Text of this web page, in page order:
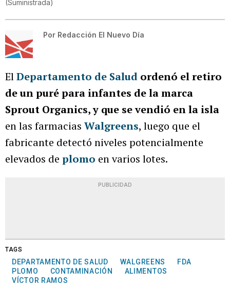
(Suministrada)
Por Redacción El Nuevo Día
ElDepartamento de Salud ordenó el retiro
de un puré para infantes de la marca
Sprout Organics, y que se vendió en la isla
en las farmacias Walgreens, luego que el
fabricante detectó niveles potencialmente
elevados de plomo en varios lotes.
PUBLICIDAD
TAGS
DEPARTAMENTO DE SALUD WALGREENS
FDA
PLOMO
CONTAMINACIÓN
ALIMENTOS
VÍCTOR RAMOS